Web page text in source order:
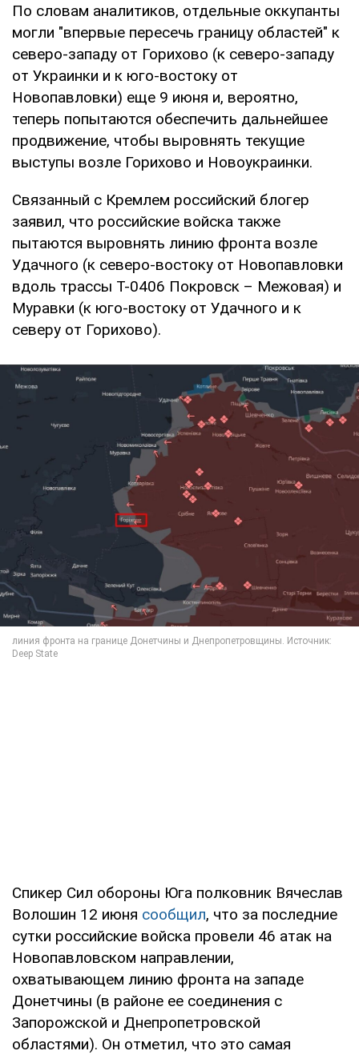
По словам аналитиков, отдельные оккупанты
могли "впервые пересечь границу областей" к
северо-западу от Горихово (к северо-западу
от Украинки и к юго-востоку от
Новопавловки) еще 9 июня и, вероятно,
теперь попытаются обеспечить дальнейшее
продвижение, чтобы выровнять текущие
выступы возле Горихово и Новоукраинки.
Связанный с Кремлем российский блогер
заявил, что российские войска также
пытаются выровнять линию фронта возле
Удачного (к северо-востоку от Новопавловки
вдоль трассы Т-0406 Покровск – Межовая) и
Муравки (к юго-востоку от Удачного и к
северу от Горихово).
Спикер Сил обороны Юга полковник Вячеслав
Волошин 12 июня сообщил, что за последние
сутки российские войска провели 46 атак на
Новопавловском направлении,
охватывающем линию фронта на западе
Донетчины (в районе ее соединения с
Запорожской и Днепропетровской
областями). Он отметил, что это самая